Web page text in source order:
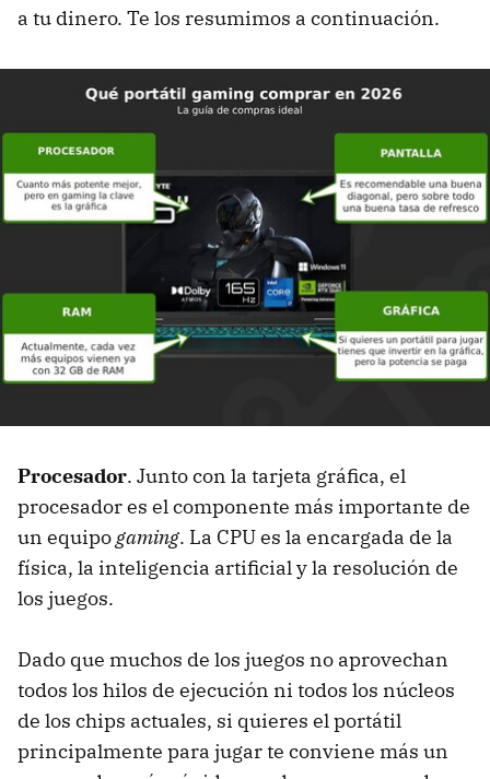
a tu dinero. Te los resumimos a continuación.
Procesador. Junto con la tarjeta gráfica, el
procesador es el componente más importante de
un equipogaming. La CPU es la encargada de la
física, la inteligencia artificial y la resolución de
los juegos.
Dado que muchos de los juegos no aprovechan
todos los hilos de ejecución ni todos los núcleos
de los chips actuales, si quieres el portátil
principalmente para jugar te conviene más un